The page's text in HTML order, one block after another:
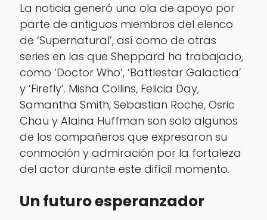
La noticia generó una ola de apoyo por
parte de antiguos miembros del elenco
de ‘Supernatural’, así como de otras
series en las que Sheppard ha trabajado,
como ‘Doctor Who’, ‘Battlestar Galactica’
y ‘Firefly’. Misha Collins, Felicia Day,
Samantha Smith, Sebastian Roche, Osric
Chau y Alaina Huffman son solo algunos
de los compañeros que expresaron su
conmoción y admiración por la fortaleza
del actor durante este difícil momento.
Un futuro esperanzador